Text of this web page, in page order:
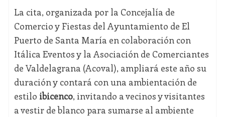
La cita, organizada por la Concejalía de
Comercio y Fiestas del Ayuntamiento de El
Puerto de Santa María en colaboración con
Itálica Eventos y la Asociación de Comerciantes
de Valdelagrana (Acoval), ampliará este año su
duración y contará con una ambientación de
estilo ibicenco, invitando a vecinos y visitantes
a vestir de blanco para sumarse al ambiente